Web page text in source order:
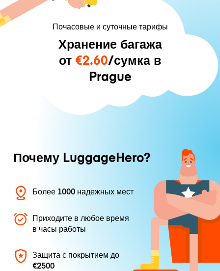
Почасовые и суточные тарифы
Хранение багажа
от €2.60/сумка в
Prague
Почему LuggageHero?
Более 1000 надежных мест
Приходите в любое время
в часы работы
Защита с покрытием до
€2500